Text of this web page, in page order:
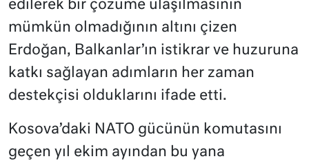
edilerek bir çözüme ulaşılmasının
mümkün olmadığının altını çizen
Erdoğan, Balkanlar’ın istikrar ve huzuruna
katkı sağlayan adımların her zaman
destekçisi olduklarını ifade etti.
Kosova’daki NATO gücünün komutasını
geçen yıl ekim ayından bu yana